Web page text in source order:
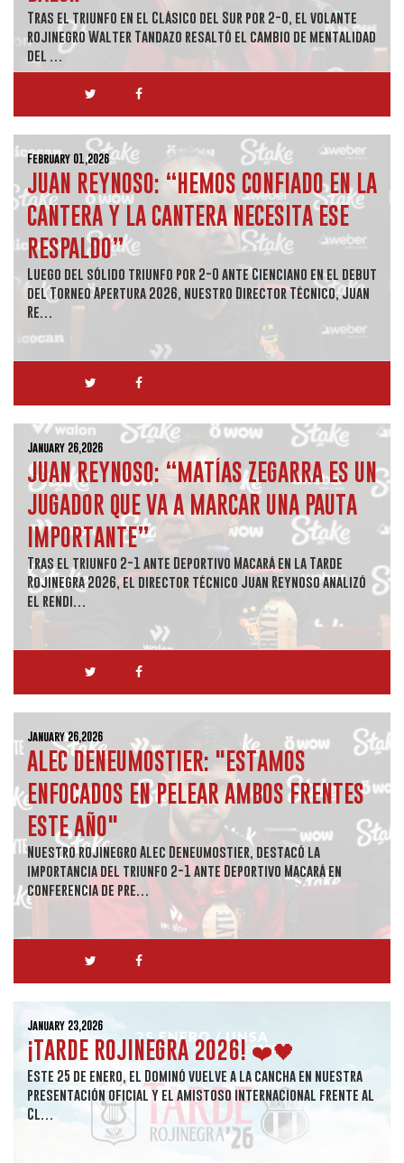
Tras el triunfo en el Clásico del Sur por 2-0, el volante
rojinegro Walter Tandazo resaltó el cambio de mentalidad
del …
February 01,2026
JUAN REYNOSO: “HEMOS CONFIADO EN LA
CANTERA Y LA CANTERA NECESITA ESE
RESPALDO”
Luego del sólido triunfo por 2-0 ante Cienciano en el debut
del Torneo Apertura 2026, nuestro Director Técnico, Juan
Re…
January 26,2026
JUAN REYNOSO: “MATÍAS ZEGARRA ES UN
JUGADOR QUE VA A MARCAR UNA PAUTA
IMPORTANTE”
Tras el triunfo 2-1 ante Deportivo Macará en la Tarde
Rojinegra 2026, el director técnico Juan Reynoso analizó
el rendi…
January 26,2026
ALEC DENEUMOSTIER: "ESTAMOS
ENFOCADOS EN PELEAR AMBOS FRENTES
ESTE AÑO"
Nuestro rojinegro Alec Deneumostier, destacó la
importancia del triunfo 2-1 ante Deportivo Macará en
conferencia de pre…
January 23,2026
¡TARDE ROJINEGRA 2026! ❤️🖤
Este 25 de enero, el Dominó vuelve a la cancha en nuestra
presentación oficial y el amistoso internacional frente al
Cl…